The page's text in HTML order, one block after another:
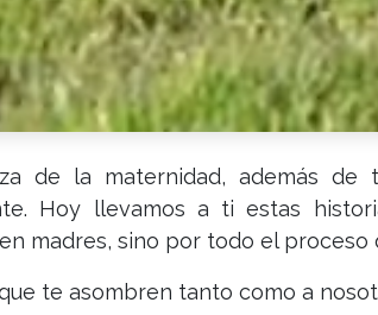
de la maternidad, además
Hoy llevamos a ti estas
madres, sino por todo el proceso
te asombren tanto como a